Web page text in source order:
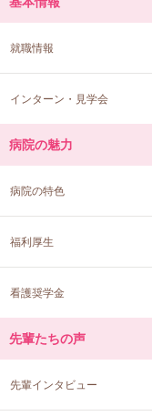
就職情報
インターン・見学会
病院の魅力
病院の特色
福利厚生
看護奨学金
先輩たちの声
先輩インタビュー